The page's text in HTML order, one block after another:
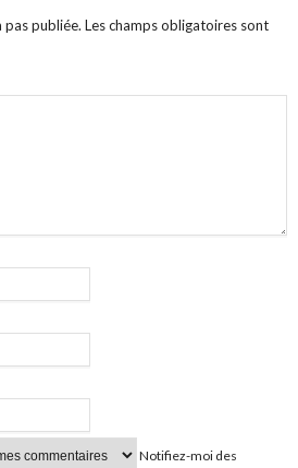
pas publiée. Les champs obligatoires sont
Notifiez-moi des